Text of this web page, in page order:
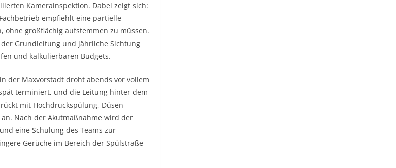
Kamerainspektion. Dabei zeigt sich:
empfiehlt eine partielle
großflächig aufstemmen zu müssen.
Grundleitung und jährliche Sichtung
und kalkulierbaren Budgets.
der Maxvorstadt droht abends vor vollem
terminiert, und die Leitung hinter dem
rückt mit Hochdruckspülung, Düsen
Nach der Akutmaßnahme wird der
eine Schulung des Teams zur
Gerüche im Bereich der Spülstraße